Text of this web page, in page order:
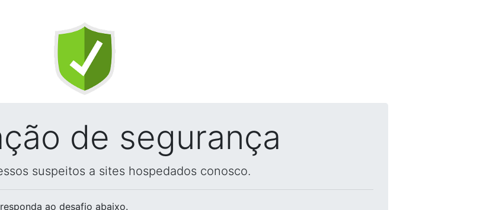
de segurança
suspeitos a sites hospedados conosco.
ao desafio abaixo.